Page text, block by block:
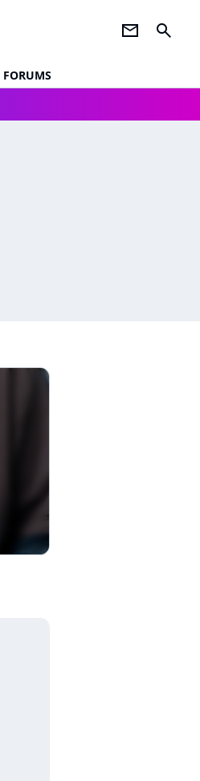
newsletter search
FORUMS